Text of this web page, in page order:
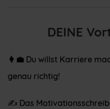
DEINE
👩‍💼 Du willst Karriere
genau richtig!
✍️ Das